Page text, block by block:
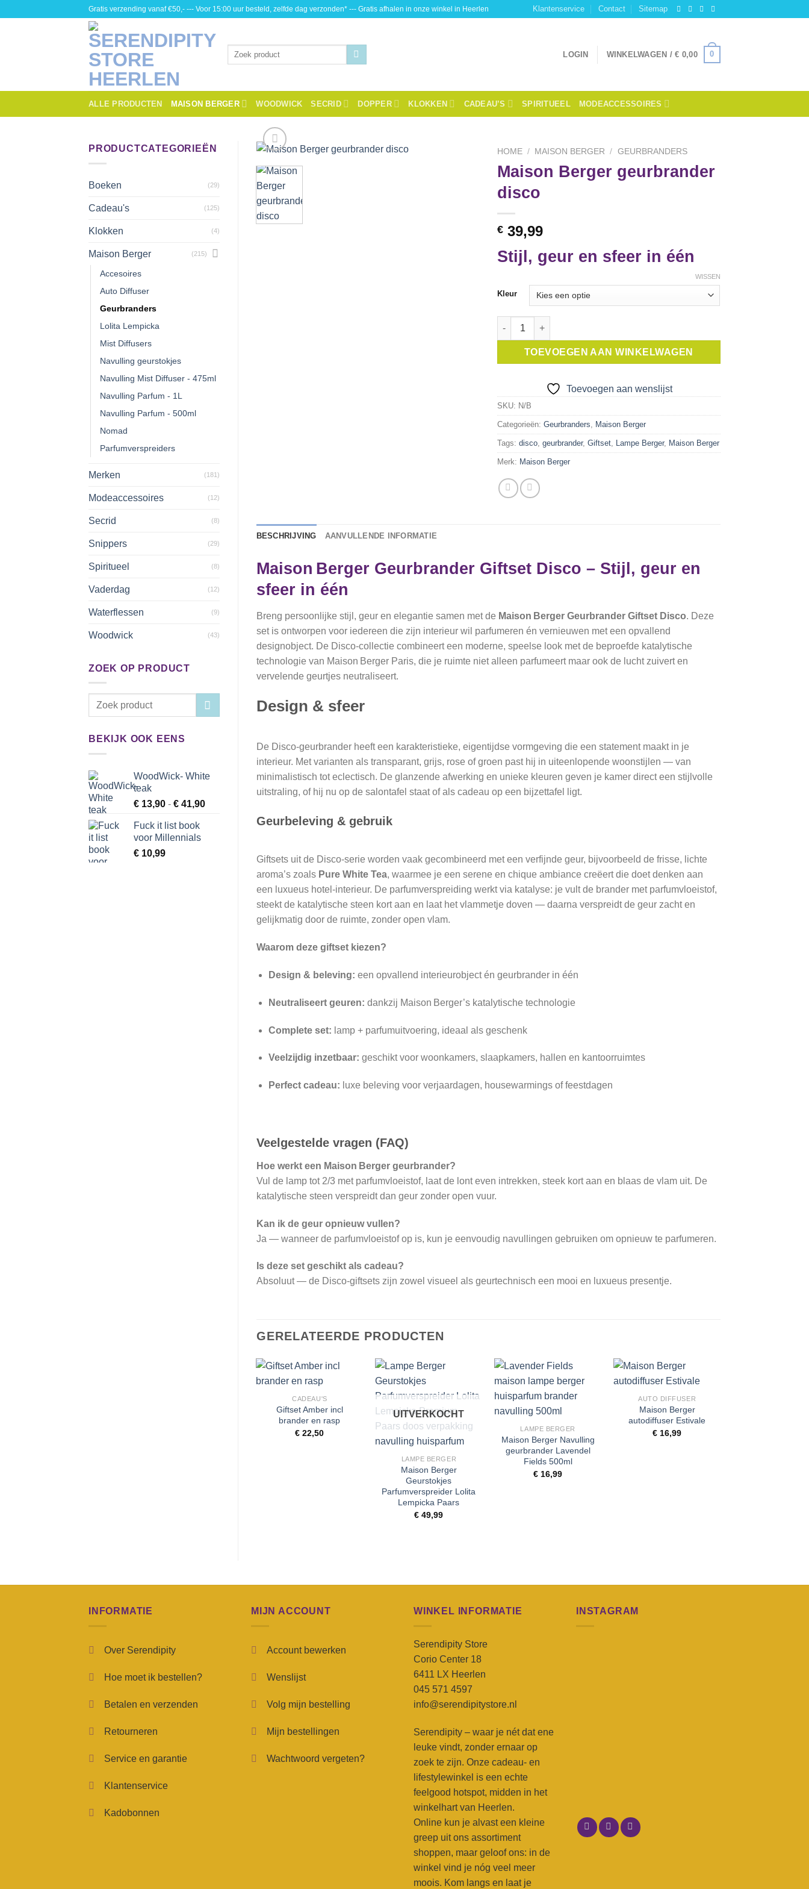
Gratis verzending vanaf €50,- --- Voor 15:00 uur besteld, zelfde dag verzonden* --- Gratis afhalen in onze winkel in Heerlen Klantenservice Contact Sitemap
Zoeken
LOGIN WINKELWAGEN /€ 0,00 0
ALLE PRODUCTEN MAISON BERGER WOODWICK SECRID DOPPER KLOKKEN CADEAU’S SPIRITUEEL MODEACCESSOIRES
PRODUCTCATEGORIEËN
Boeken (29)
Cadeau's (125)
Klokken (4)
Maison Berger (215)
Accesoires
Auto Diffuser
Geurbranders
Lolita Lempicka
Mist Diffusers
Navulling geurstokjes
Navulling Mist Diffuser - 475ml
Navulling Parfum - 1L
Navulling Parfum - 500ml
Nomad
Parfumverspreiders
Merken (181)
Modeaccessoires (12)
Secrid (8)
Snippers (29)
Spiritueel (8)
Vaderdag (12)
Waterflessen (9)
Woodwick (43)
ZOEK OP PRODUCT
Zoeken
BEKIJK OOK EENS
WoodWick- White
teak
€ 13,90 - € 41,90Prijsklasse:
Fuck it list book
voor Millennials
€ 10,99
HOME / MAISON BERGER / GEURBRANDERS
Maison Berger geurbrander
disco
€ 39,99
Stijl, geur en sfeer in één
Kleur
WISSEN
Maison Berger geurbrander disco aantal
TOEVOEGEN AAN WINKELWAGEN
Toevoegen aan wenslijst
SKU: N/B
Categorieën:Geurbranders Maison Berger
Tags:disco ,geurbrander,Giftset Lampe Berger, Maison Berger
Merk: Maison Berger
BESCHRIJVING AANVULLENDE INFORMATIE
Maison Berger Geurbrander Giftset Disco – Stijl, geur en
sfeer in één
Breng persoonlijke stijl, geur en elegantie samen met de Maison Berger Geurbrander Giftset Disco. Deze
set is ontworpen voor iedereen die zijn interieur wil parfumeren én vernieuwen met een opvallend
designobject. De Disco‑collectie combineert een moderne, speelse look met de beproefde katalytische
technologie van Maison Berger Paris, die je ruimte niet alleen parfumeert maar ook de lucht zuivert en
vervelende geurtjes neutraliseert.
Design & sfeer
De Disco‑geurbrander heeft een karakteristieke, eigentijdse vormgeving die een statement maakt in je
interieur. Met varianten als transparant, grijs, rose of groen past hij in uiteenlopende woonstijlen — van
minimalistisch tot eclectisch. De glanzende afwerking en unieke kleuren geven je kamer direct een stijlvolle
uitstraling, of hij nu op de salontafel staat of als cadeau op een bijzettafel ligt.
Geurbeleving & gebruik
Giftsets uit de Disco‑serie worden vaak gecombineerd met een verfijnde geur, bijvoorbeeld de frisse, lichte
aroma’s zoals Pure White Tea, waarmee je een serene en chique ambiance creëert die doet denken aan
een luxueus hotel‑interieur. De parfumverspreiding werkt via katalyse: je vult de brander met parfumvloeistof,
steekt de katalytische steen kort aan en laat het vlammetje doven — daarna verspreidt de geur zacht en
gelijkmatig door de ruimte, zonder open vlam.
Waarom deze giftset kiezen?
Design & beleving: een opvallend interieurobject én geurbrander in één
Neutraliseert geuren: dankzij Maison Berger’s katalytische technologie
Complete set: lamp + parfumuitvoering, ideaal als geschenk
Veelzijdig inzetbaar: geschikt voor woonkamers, slaapkamers, hallen en kantoorruimtes
Perfect cadeau: luxe beleving voor verjaardagen, housewarmings of feestdagen
Veelgestelde vragen (FAQ)
Hoe werkt een Maison Berger geurbrander?
Vul de lamp tot 2/3 met parfumvloeistof, laat de lont even intrekken, steek kort aan en blaas de vlam uit. De
katalytische steen verspreidt dan geur zonder open vuur.
Kan ik de geur opnieuw vullen?
Ja — wanneer de parfumvloeistof op is, kun je eenvoudig navullingen gebruiken om opnieuw te parfumeren.
Is deze set geschikt als cadeau?
Absoluut — de Disco‑giftsets zijn zowel visueel als geurtechnisch een mooi en luxueus presentje.
GERELATEERDE PRODUCTEN
wenslijst
CADEAU'S
Giftset Amber incl
brander en rasp
€ 22,50
Toevoegen
aan
wenslijst
UITVERKOCHT
LAMPE BERGER
Maison Berger
Geurstokjes
Parfumverspreider Lolita
Lempicka Paars
€ 49,99
Toevoegen
aan
wenslijst
LAMPE BERGER
Maison Berger Navulling
geurbrander Lavendel
Fields 500ml
€ 16,99
aan
wenslijst
AUTO DIFFUSER
Maison Berger
autodiffuser Estivale
€ 16,99
INFORMATIE
Over Serendipity
Hoe moet ik bestellen?
Betalen en verzenden
Retourneren
Service en garantie
Klantenservice
Kadobonnen
MIJN ACCOUNT
Account bewerken
Wenslijst
Volg mijn bestelling
Mijn bestellingen
Wachtwoord vergeten?
WINKEL INFORMATIE
Serendipity Store
Corio Center 18
6411 LX Heerlen
045 571 4597
info@serendipitystore.nl
Serendipity – waar je nét dat ene
leuke vindt, zonder ernaar op
zoek te zijn. Onze cadeau- en
lifestylewinkel is een echte
feelgood hotspot, midden in het
winkelhart van Heerlen.
Online kun je alvast een kleine
greep uit ons assortiment
shoppen, maar geloof ons: in de
winkel vind je nóg veel meer
moois. Kom langs en laat je
INSTAGRAM